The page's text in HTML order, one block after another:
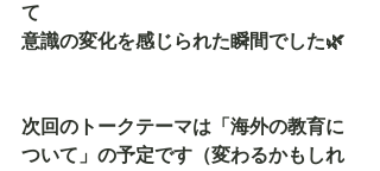
て
意識の変化を感じられた瞬間でした🌿
次回のトークテーマは「海外の教育に
ついて」の予定です（変わるかもしれ